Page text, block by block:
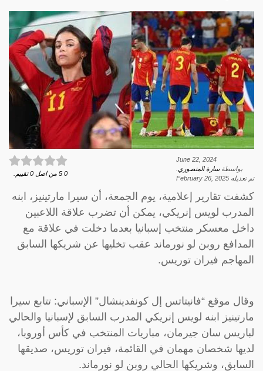
June 22, 2024
بواسطةسارة المنصوري
تم تعديله February 26, 2025
0
5 من اصل 0 تقييم.
كشفت تقارير إعلامية، يوم الجمعة، أن سيرا مارتينيز، ابنه
المدرب لويس إنريكي، يمكن أن تضرب علاقة اللاعبين
داخل معسكر منتخب إسبانيا بعدما دخلت في علاقة مع
المدافع روبن لو نورماند عقب تخليها عن شريكها السابق
المهاجم فيران توريس.
وقال موقع “فانيتاتس إل كونفدينشال” الإسباني: تتابع سيرا
مارتينيز ابنه لويس إنريكي المدرب السابق لإسبانيا والحالي
لباريس سان جيرمان، مباريات المنتخب في كأس أوروبا،
لديها شخصان مهمان في القائمة، فيران توريس، صديقها
السابق، وشريكها الحالي روبن لو نورماند.